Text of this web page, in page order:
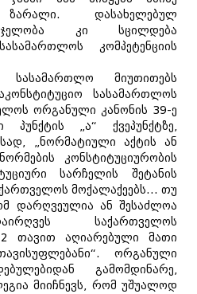
დასახელებულ
კი სცილდება
კომპეტენციის
სასამართლო მიუთითებს
სასამართლოს
ორგანული კანონის 39-ე
„ა“ ქვეპუნქტზე,
„ნორმატიული აქტის ან
კონსტიტუციურობის
სარჩელის შეტანის
მოქალაქეებს... თუ
დარღვეულია ან შესაძლოა
საქართველოს
2 თავით აღიარებული მათი
ორგანული
გამომდინარე,
მიიჩნევს, რომ უშუალოდ